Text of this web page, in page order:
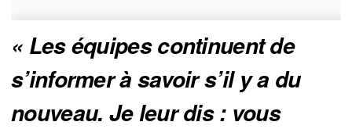
« Les équipes continuent de
s’informer à savoir s’il y a du
nouveau. Je leur dis : vous